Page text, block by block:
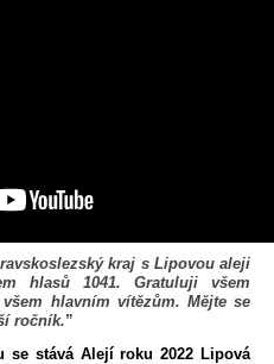
kraj s Lipovou aleji
hlasů 1041. Gratuluji všem
hlavním vítězům. Mějte se
ročník.”
se stává Alejí roku 2022 Lipová